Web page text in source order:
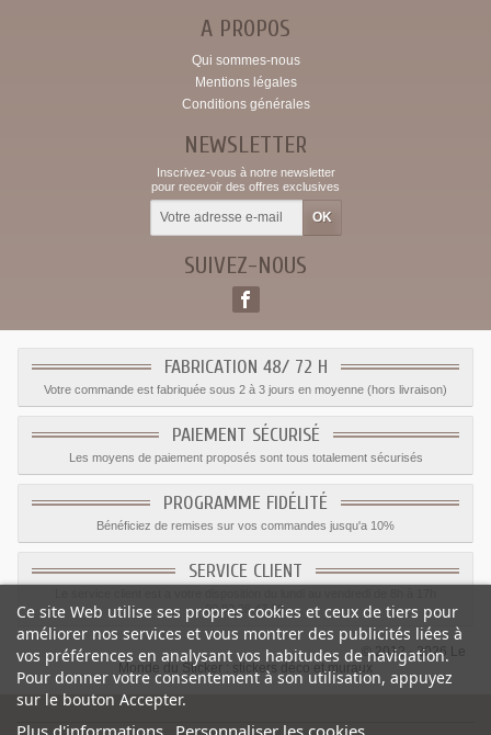
A PROPOS
Qui sommes-nous
Mentions légales
Conditions générales
NEWSLETTER
Inscrivez-vous à notre newsletter
pour recevoir des offres exclusives
SUIVEZ-NOUS
FABRICATION 48/ 72 H
Votre commande est fabriquée sous 2 à 3 jours en moyenne (hors livraison)
PAIEMENT SÉCURISÉ
Les moyens de paiement proposés sont tous totalement sécurisés
PROGRAMME FIDÉLITÉ
Bénéficiez de remises sur vos commandes jusqu'a 10%
SERVICE CLIENT
09.82.28.47.69.
© 2012 - 2026 Le
Monde du Sticker :
stickers déco et muraux
Ce site Web utilise ses propres cookies et ceux de tiers pour
améliorer nos services et vous montrer des publicités liées à
vos préférences en analysant vos habitudes de navigation.
Pour donner votre consentement à son utilisation, appuyez
sur le bouton Accepter.
Plus d'informations Personnaliser les cookies